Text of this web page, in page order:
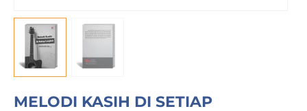
MELODI KASIH DI SETIAP